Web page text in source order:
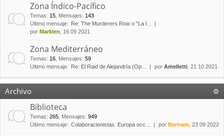
Zona Índico-Pacífico
Temas: 15 Mensajes: 143
Último mensaje:
Re: The Murderers Row o "La l…
por Marklen , 16 09 2021
Zona Mediterráneo
Temas: 16 Mensajes: 59
Último mensaje:
Re: El Raid de Alejandría (Op… por Amelletti , 21 10 2021
Archivo
Biblioteca
Temas: 265 Mensajes: 949
Último mensaje: Colaboracionistas. Europa occ… por Bertram , 23 09 2022